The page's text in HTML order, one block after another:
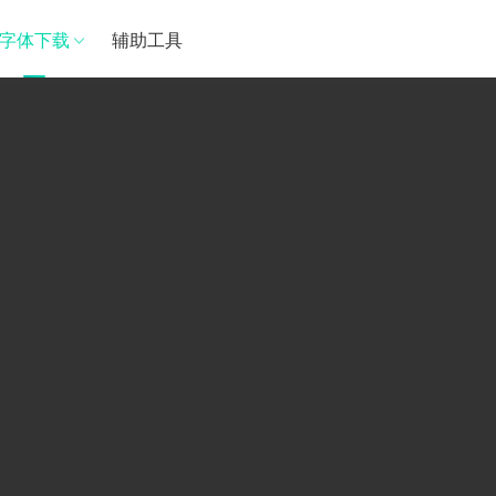
字体下载 辅助工具